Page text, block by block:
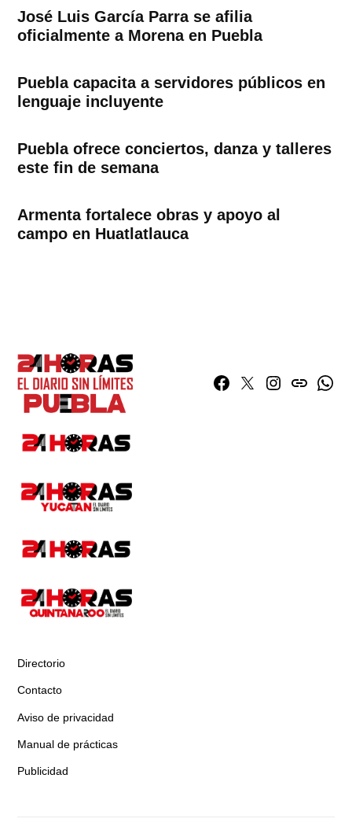
José Luis García Parra se afilia
oficialmente a Morena en Puebla
Puebla capacita a servidores públicos en
lenguaje incluyente
Puebla ofrece conciertos, danza y talleres
este fin de semana
Armenta fortalece obras y apoyo al
campo en Huatlatlauca
Facebook
TwitterInstagram
issuu
Directorio
Contacto
Aviso de privacidad
Manual de prácticas
Publicidad